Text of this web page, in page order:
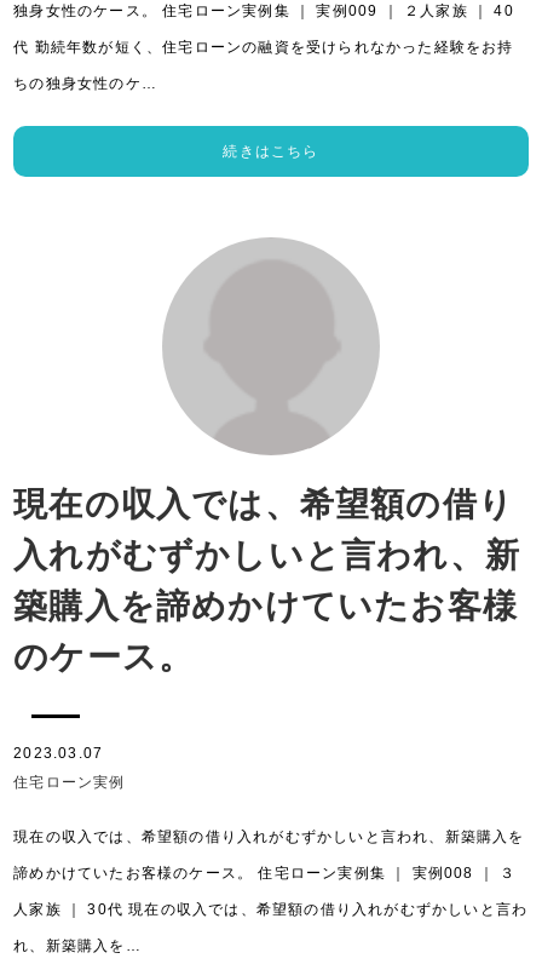
独身女性のケース。 住宅ローン実例集 ｜ 実例009 ｜ ２人家族 ｜ 40
代 勤続年数が短く、住宅ローンの融資を受けられなかった経験をお持
ちの独身女性のケ…
続きはこちら
現在の収入では、希望額の借り
入れがむずかしいと言われ、新
築購入を諦めかけていたお客様
のケース。
2023.03.07
住宅ローン実例
現在の収入では、希望額の借り入れがむずかしいと言われ、新築購入を
諦めかけていたお客様のケース。 住宅ローン実例集 ｜ 実例008 ｜ ３
人家族 ｜ 30代 現在の収入では、希望額の借り入れがむずかしいと言わ
れ、新築購入を…